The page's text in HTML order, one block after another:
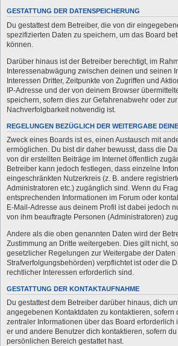
GESTATTUNG DER DATENSPEICHERUNG
Du gestattest dem Betreiber, die von dir
spezifizierten Daten zu speichern, um das Board
können.
Darüber hinaus ist der Betreiber berechtigt, im
Interessenabwägung zwischen deinen und seinen
Interessen Dritter, Zeitpunkte von Zugriffen und
IP-Adresse und der von deinem Browser
speichern, sofern dies zur Gefahrenabwehr oder
Nachverfolgbarkeit notwendig ist.
REGELUNGEN BEZÜGLICH DER WEITERGABE
Zweck eines Boards ist es, einen Austausch mit
ermöglichen. Du bist dir daher bewusst, dass die
von dir erstellten Beiträge im Internet öffentlich
Betreiber kann jedoch festlegen, dass einzelne
eingeschränkten Nutzerkreis (z. B. andere
Administratoren etc.) zugänglich sind. Wenn du
entsprechenden Informationen im Forum oder
E-Mail-Adresse aus deinem Profil ist dabei jedoch
von ihm beauftragte Personen (Administratoren)
Andere als die oben genannten Daten wird der
Zustimmung an Dritte weitergeben. Dies gilt nicht,
gesetzlicher Regelungen zur Weitergabe der Daten
Strafverfolgungsbehörden) verpflichtet ist oder die
rechtlicher Interessen erforderlich sind.
GESTATTUNG DER KONTAKTAUFNAHME
Du gestattest dem Betreiber darüber hinaus, dich
angegebenen Kontaktdaten zu kontaktieren, sofern
zentraler Informationen über das Board erforderlich
er und andere Benutzer dich kontaktieren, sofern
persönlichen Bereich gestattet hast.